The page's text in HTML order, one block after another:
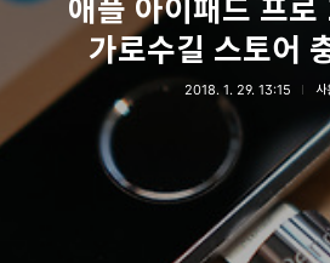
애플 아이패드 프
가로수길 스토어
2018. 1. 29. 13:15 사